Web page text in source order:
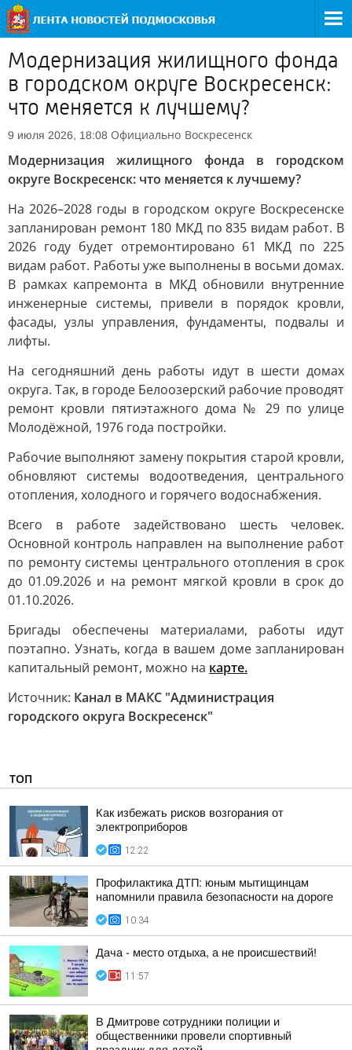
Модернизация жилищного фонда
в городском округе Воскресенск:
что меняется к лучшему?
9 июля 2026, 18:08 Официально Воскресенск
Модернизация жилищного фонда в городском
округе Воскресенск: что меняется к лучшему?
На 2026–2028 годы в городском округе Воскресенске
запланирован ремонт 180 МКД по 835 видам работ. В
2026 году будет отремонтировано 61 МКД по 225
видам работ. Работы уже выполнены в восьми домах.
В рамках капремонта в МКД обновили внутренние
инженерные системы, привели в порядок кровли,
фасады, узлы управления, фундаменты, подвалы и
лифты.
На сегодняшний день работы идут в шести домах
округа. Так, в городе Белоозерский рабочие проводят
ремонт кровли пятиэтажного дома № 29 по улице
Молодёжной, 1976 года постройки.
Рабочие выполняют замену покрытия старой кровли,
обновляют системы водоотведения, центрального
отопления, холодного и горячего водоснабжения.
Всего в работе задействовано шесть человек.
Основной контроль направлен на выполнение работ
по ремонту системы центрального отопления в срок
до 01.09.2026 и на ремонт мягкой кровли в срок до
01.10.2026.
Бригады обеспечены материалами, работы идут
поэтапно. Узнать, когда в вашем доме запланирован
капитальный ремонт, можно на карте.
Источник: Канал в МАКС "Администрация
городского округа Воскресенск"
ТОП
Как избежать рисков возгорания от
электроприборов
12:22
Профилактика ДТП: юным мытищинцам
напомнили правила безопасности на дороге
10:34
Дача - место отдыха, а не происшествий!
11:57
В Дмитрове сотрудники полиции и
общественники провели спортивный